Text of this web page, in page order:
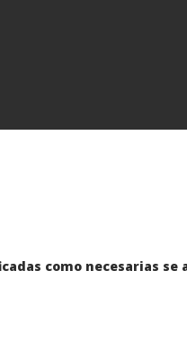
como necesarias se